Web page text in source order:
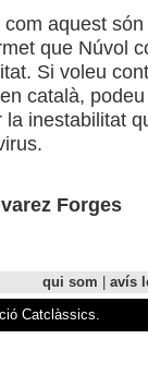
com aquest
que Núvol
Si voleu
català,
la inestabilitat
Forges
qui som
avís
Catclàssics.